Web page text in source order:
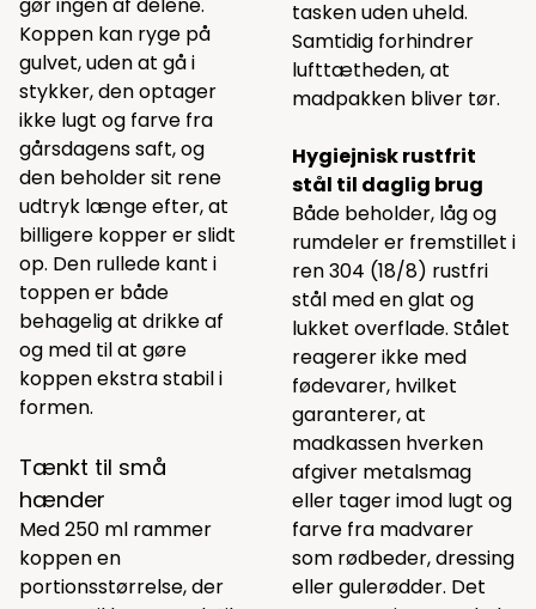
Koppen kan ryge på
gulvet, uden at gå i
stykker, den optager
ikke lugt og farve fra
gårsdagens saft, og
den beholder sit rene
udtryk længe efter, at
billigere kopper er slidt
op. Den rullede kant i
toppen er både
behagelig at drikke af
og med til at gøre
koppen ekstra stabil i
formen.
Tænkt til små
hænder
Med 250 ml rammer
koppen en
portionsstørrelse, der
tasken uden uheld.
Samtidig forhindrer
lufttætheden, at
madpakken bliver tør.
Hygiejnisk rustfrit
stål til daglig brug
Både beholder, låg og
rumdeler er fremstillet i
ren 304 (18/8) rustfri
stål med en glat og
lukket overflade. Stålet
reagerer ikke med
fødevarer, hvilket
garanterer, at
madkassen hverken
afgiver metalsmag
eller tager imod lugt og
farve fra madvarer
som rødbeder, dressing
eller gulerødder. Det